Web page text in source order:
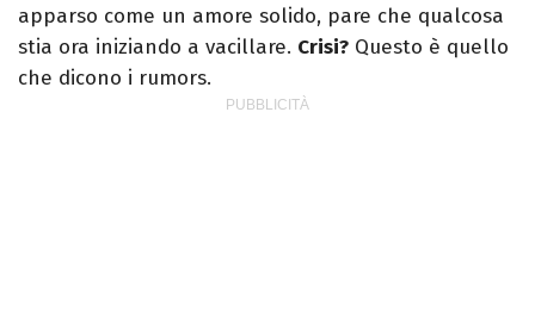
apparso come un amore solido, pare che qualcosa
stia ora iniziando a vacillare. Crisi? Questo è quello
che dicono i rumors.